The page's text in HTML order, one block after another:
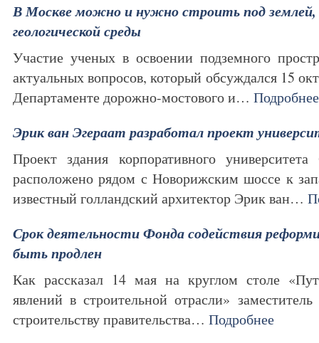
В Москве можно и нужно строить под
геологической среды
Участие ученых в освоении подземного
актуальных вопросов, который обсуждался 15
Департаменте дорожно-мостового и… Подробнее
Эрик ван Эгераат разработал проект
Проект здания корпоративного
расположено рядом с Новорижским шоссе к
известный голландский архитектор Эрик ван…
Срок деятельности Фонда содействия
быть продлен
Как рассказал 14 мая на круглом столе
явлений в строительной отрасли»
строительству правительства… Подробнее